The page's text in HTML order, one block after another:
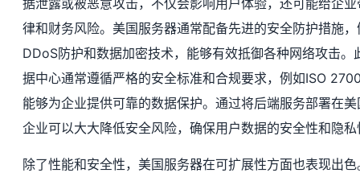
据泄露或被恶意攻击，不仅会影响用户体验，还可能给企
律和财务风险。美国服务器通常配备先进的安全防护措施
DDoS防护和数据加密技术，能够有效抵御各种网络攻击。
据中心通常遵循严格的安全标准和合规要求，例如ISO
能够为企业提供可靠的数据保护。通过将后端服务部署在
企业可以大大降低安全风险，确保用户数据的安全性和隐私
除了性能和安全性，美国服务器在可扩展性方面也表现出